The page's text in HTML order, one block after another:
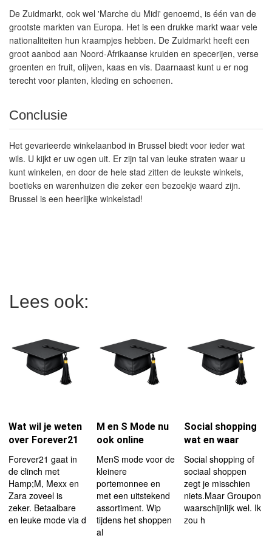
De Zuidmarkt, ook wel 'Marche du Midi' genoemd, is één van de
grootste markten van Europa. Het is een drukke markt waar vele
nationaliteiten hun kraampjes hebben. De Zuidmarkt heeft een
groot aanbod aan Noord-Afrikaanse kruiden en specerijen, verse
groenten en fruit, olijven, kaas en vis. Daarnaast kunt u er nog
terecht voor planten, kleding en schoenen.
Conclusie
Het gevarieerde winkelaanbod in Brussel biedt voor ieder wat
wils. U kijkt er uw ogen uit. Er zijn tal van leuke straten waar u
kunt winkelen, en door de hele stad zitten de leukste winkels,
boetieks en warenhuizen die zeker een bezoekje waard zijn.
Brussel is een heerlijke winkelstad!
Lees ook:
Wat wil je weten
over Forever21
Forever21 gaat in
de clinch met
Hamp;M, Mexx en
Zara zoveel is
zeker. Betaalbare
en leuke mode via d
M en S Mode nu
ook online
MenS mode voor de
kleinere
portemonnee en
met een uitstekend
assortiment. Wip
tijdens het shoppen
al
Social shopping
wat en waar
Social shopping of
sociaal shoppen
zegt je misschien
niets.Maar Groupon
waarschijnlijk wel. Ik
zou h